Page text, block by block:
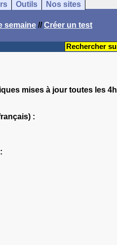
Outils Nos sites
semaine //Créer un test
mises à jour toutes les 4h
:
: